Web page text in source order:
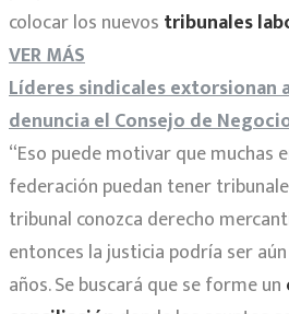
colocar los nuevos tribunales
VER MÁS
Líderes sindicales extorsionan
denuncia el Consejo de
“Eso puede motivar que muchas
federación puedan tener
tribunal conozca derecho
entonces la justicia podría ser
años. Se buscará que se forme un